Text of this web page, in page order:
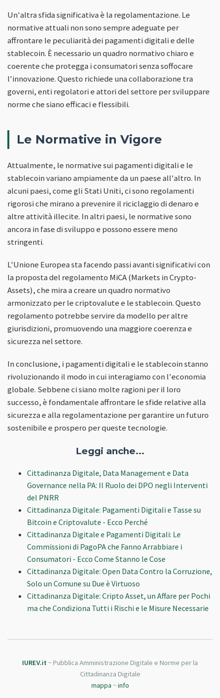
Un'altra sfida significativa è la regolamentazione. Le
normative attuali non sono sempre adeguate per
affrontare le peculiarità dei pagamenti digitali e delle
stablecoin. È necessario un quadro normativo chiaro e
coerente che protegga i consumatori senza soffocare
l'innovazione. Questo richiede una collaborazione tra
governi, enti regolatori e attori del settore per sviluppare
norme che siano efficaci e flessibili.
Le Normative in Vigore
Attualmente, le normative sui pagamenti digitali e le
stablecoin variano ampiamente da un paese all'altro. In
alcuni paesi, come gli Stati Uniti, ci sono regolamenti
rigorosi che mirano a prevenire il riciclaggio di denaro e
altre attività illecite. In altri paesi, le normative sono
ancora in fase di sviluppo e possono essere meno
stringenti.
L'Unione Europea sta facendo passi avanti significativi con
la proposta del regolamento MiCA (Markets in Crypto-
Assets), che mira a creare un quadro normativo
armonizzato per le criptovalute e le stablecoin. Questo
regolamento potrebbe servire da modello per altre
giurisdizioni, promuovendo una maggiore coerenza e
sicurezza nel settore.
In conclusione, i pagamenti digitali e le stablecoin stanno
rivoluzionando il modo in cui interagiamo con l'economia
globale. Sebbene ci siano molte ragioni per il loro
successo, è fondamentale affrontare le sfide relative alla
sicurezza e alla regolamentazione per garantire un futuro
sostenibile e prospero per queste tecnologie.
Leggi anche...
Cittadinanza Digitale, Data Management e Data
Governance nella PA: Il Ruolo dei DPO negli Interventi
del PNRR
Cittadinanza Digitale: Pagamenti Digitali e Tasse su
Bitcoin e Criptovalute - Ecco Perché
Cittadinanza Digitale e Pagamenti Digitali: Le
Commissioni di PagoPA che Fanno Arrabbiare i
Consumatori - Ecco Come Stanno le Cose
Cittadinanza Digitale: Open Data Contro la Corruzione,
Solo un Comune su Due è Virtuoso
Cittadinanza Digitale: Cripto Asset, un Affare per Pochi
ma che Condiziona Tutti i Rischi e le Misure Necessarie
IUREV.it ~ Pubblica Amministrazione Digitale e Norme per la
Cittadinanza Digitale
mappa ~info